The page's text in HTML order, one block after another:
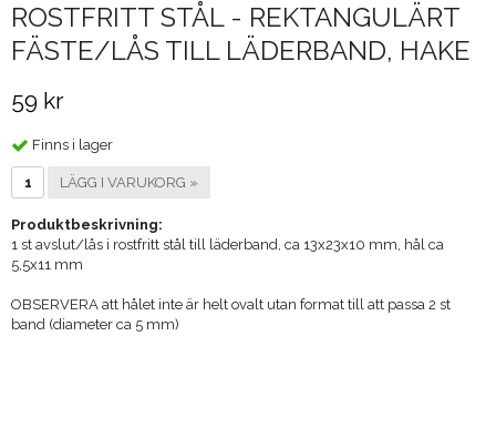
ROSTFRITT STÅL - REKTANGULÄRT
FÄSTE/LÅS TILL LÄDERBAND, HAKE
59 kr
Finns i lager
LÄGG I VARUKORG »
Produktbeskrivning:
1 st avslut/lås i rostfritt stål till läderband, ca 13x23x10 mm, hål ca
5,5x11 mm
OBSERVERA att hålet inte är helt ovalt utan format till att passa 2 st
band (diameter ca 5 mm)